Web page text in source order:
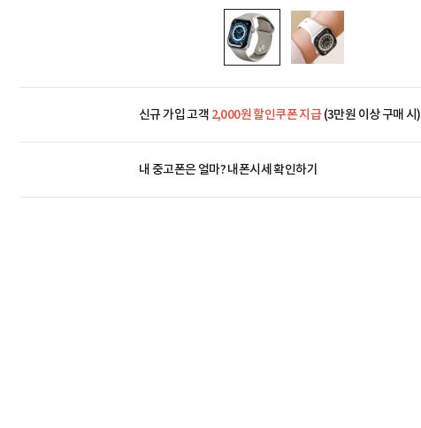
신규 가입 고객 2,000원 할인쿠폰 지급(3만원 이상 구매 시)
내 중고폰은 얼마?내폰시세 확인하기